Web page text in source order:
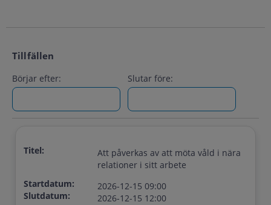
Tillfällen
Börjar efter: Slutar före:
Titel:
Att påverkas av att möta våld i nära
relationer i sitt arbete
Startdatum:
Slutdatum:
2026-12-15 09:00
2026-12-15 12:00